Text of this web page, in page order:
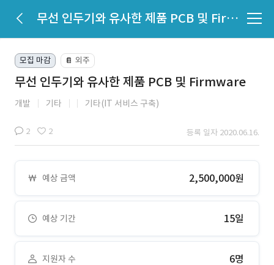
무선 인두기와 유사한 제품 PCB 및 Firmware
모집 마감 📔 외주
무선 인두기와 유사한 제품 PCB 및 Firmware
개발 기타 기타(IT 서비스 구축)
2 2 등록 일자 2020.06.16.
예상 금액 2,500,000원
예상 기간 15일
지원자 수 6명